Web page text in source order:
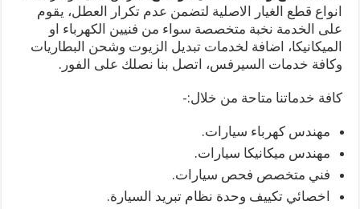
انواع قطع الغيار الاصلية لتضمن عدم تكرار العطل، يقوم
على الخدمة نخبة متخصصة سواء من فنيين الكهرباء او
الميكانيكا، اضافة لخدمات تبديل الزيوت وشحن البطاريات
وكافة خدمات السيرفس، اتصل بنا نصلك على الفور.
كافة خدماتنا متاحة من خلال:-
مهندس كهرباء سيارات.
مهندس ميكانيكا سيارات.
فني متخصص فحص سيارات.
اخصائي تكييف وحدة نظام تبريد السيارة.